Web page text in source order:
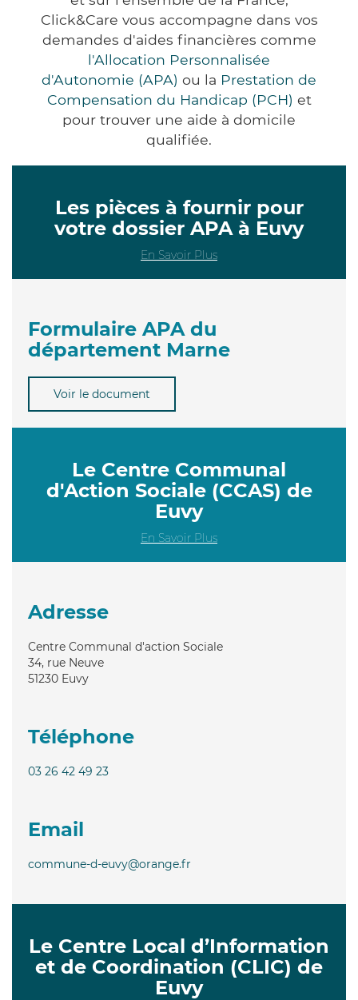
Click&Care vous accompagne dans vos
demandes d'aides financières comme
l'Allocation Personnalisée
d'Autonomie (APA) ou la Prestation de
Compensation du Handicap (PCH) et
pour trouver une aide à domicile
qualifiée.
Les pièces à fournir pour
votre dossier APA à Euvy
En Savoir Plus
Formulaire APA du
département Marne
Voir le document
Le Centre Communal
d'Action Sociale (CCAS) de
Euvy
En Savoir Plus
Adresse
Centre Communal d'action Sociale
34, rue Neuve
51230 Euvy
Téléphone
03 26 42 49 23
Email
commune-d-euvy@orange.fr
Le Centre Local d’Information
et de Coordination (CLIC) de
Euvy